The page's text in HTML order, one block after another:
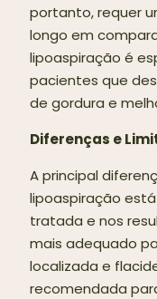
portanto, requer
longo em
lipoaspiração é
pacientes que
de gordura e
Diferenças e
A principal
lipoaspiração
tratada e nos
mais adequado
localizada e
recomendada